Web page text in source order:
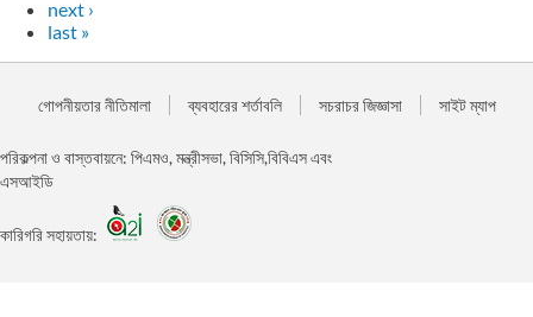
next ›
last »
গোপনীয়তার নীতিমালা ব্যবহারের শর্তাবলি সচরাচর জিজ্ঞাসা সাইট ম্যাপ
পরিকল্পনা ও বাস্তবায়নে: পিএমও, মন্ত্রীসভা, বিসিসি,বিবিএস এবং
এসআইডি
কারিগরি সহায়তায়: